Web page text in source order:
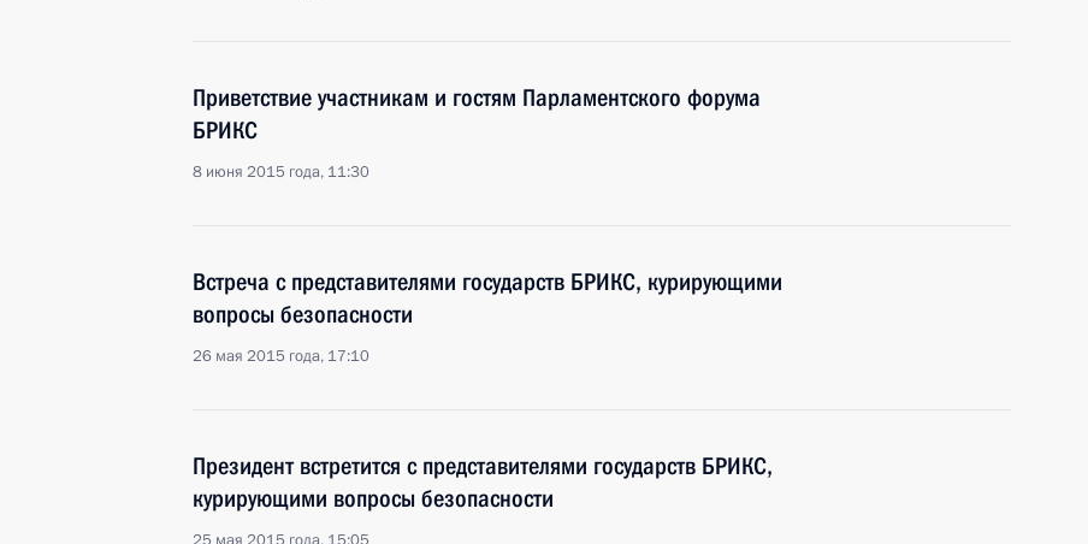
Приветствие участникам и гостям Парламентского форума
БРИКС
8 июня 2015 года, 11:30
Встреча с представителями государств БРИКС, курирующими
вопросы безопасности
26 мая 2015 года, 17:10
Президент встретится с представителями государств БРИКС,
курирующими вопросы безопасности